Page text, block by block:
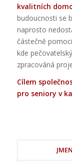
kvalitních
budoucnosti se
naprosto
částečně
kde
zpracováná
Cílem
pro seniory v